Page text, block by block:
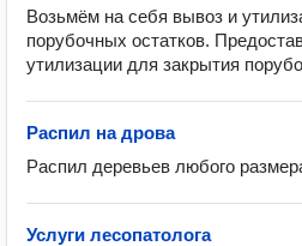
Возьмём на себя вывоз и
порубочных остатков.
утилизации для закрытия
Распил на дрова
Распил деревьев любого
Услуги лесопатолога